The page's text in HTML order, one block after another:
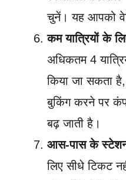
चुनें। यह आपको
कम यात्रियों के
अधिकतम 4
किया जा सकता
बुकिंग करने पर
बढ़ जाती है।
आस-पास के
लिए सीधे टिकट